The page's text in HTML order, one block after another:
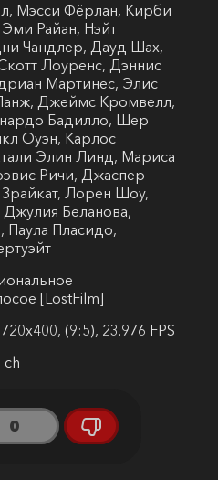
Мэсси Фёрлан, Кирби
Эми Райан, Нэйт
Чандлер, Дауд Шах,
Лоуренс, Дэннис
Мартинес, Элис
Джеймс Кромвелл,
Бадилло, Шер
Оуэн, Карлос
Элин Линд, Мариса
Ричи, Джаспер
Лорен Шоу,
Беланова,
Пласидо,
[LostFilm]
(9:5), 23.976 FPS
ch
0